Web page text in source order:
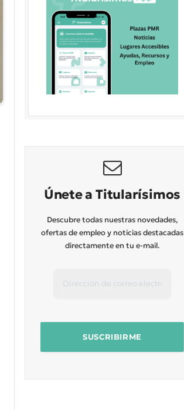
Únete a Titularísimos
Descubre todas nuestras novedades,
ofertas de empleo y noticias destacadas
directamente en tu e-mail.